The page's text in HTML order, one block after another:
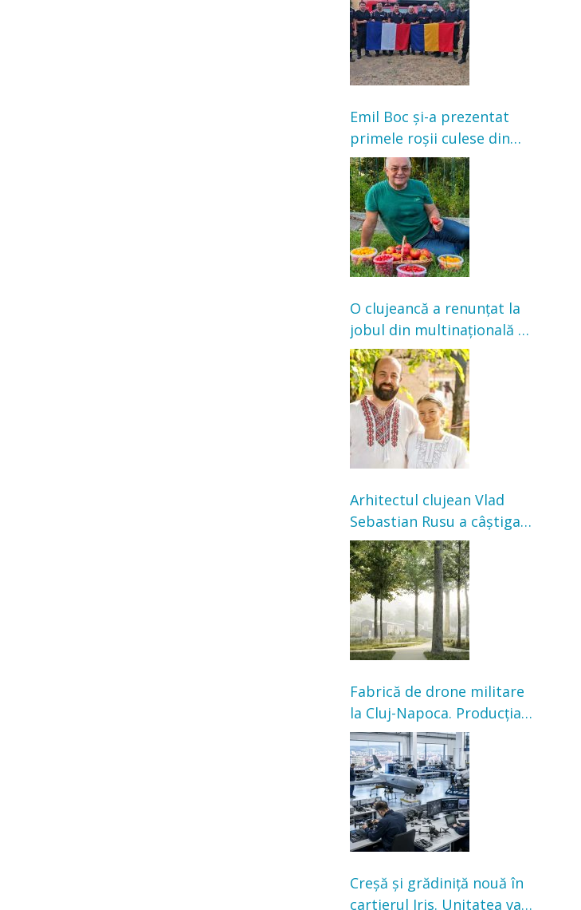
pădure
Emil Boc și-a prezentat
primele roșii culese din
grădină: „Niciun magazin
nu poate oferi această
satisfacție”
O clujeancă a renunțat la
jobul din multinațională și
s-a mutat la țară. Acum
cultivă legume în grădina
bunicilor
Arhitectul clujean Vlad
Sebastian Rusu a câștigat
concursul pentru
transformarea Grădinii
Casei Universitarilor
Fabrică de drone militare
la Cluj-Napoca. Producția
ar urma să înceapă în
toamna acestui an
Creșă și grădiniță nouă în
cartierul Iris. Unitatea va